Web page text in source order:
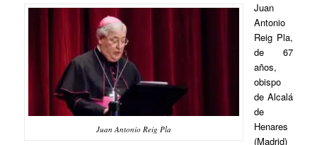
Juan Antonio Reig Pla
Juan
Antonio
Reig Pla,
de 67
años,
obispo
de Alcalá
de
Henares
(Madrid)